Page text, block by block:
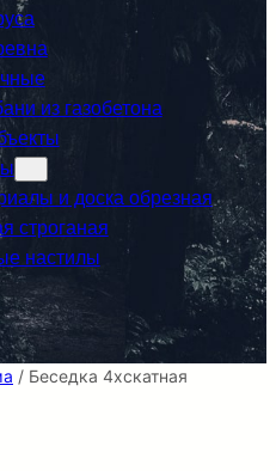
из газобетона
и доска обрезная
строганая
настилы
/ Беседка 4хскатная